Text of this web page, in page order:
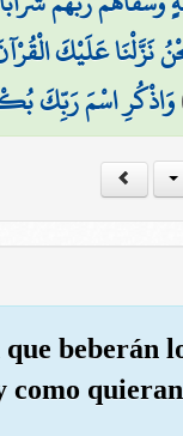
نَزَّلْنَا عَلَيْكَ
وَاذْكُرِ اسْمَ رَبِّكَ
beberán
como